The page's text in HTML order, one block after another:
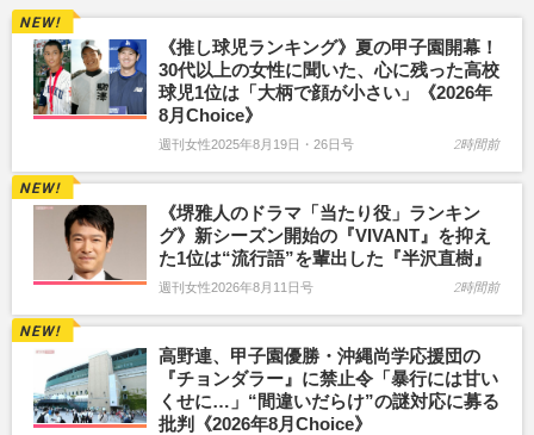
《推し球児ランキング》夏の甲子園開幕！
30代以上の女性に聞いた、心に残った高校
球児1位は「大柄で顔が小さい」《2026年
8月Choice》
週刊女性2025年8月19日・26日号 2時間前
《堺雅人のドラマ「当たり役」ランキン
グ》新シーズン開始の『VIVANT』を抑え
た1位は“流行語”を輩出した『半沢直樹』
週刊女性2026年8月11日号 2時間前
高野連、甲子園優勝・沖縄尚学応援団の
『チョンダラー』に禁止令「暴行には甘い
くせに…」“間違いだらけ”の謎対応に募る
批判《2026年8月Choice》